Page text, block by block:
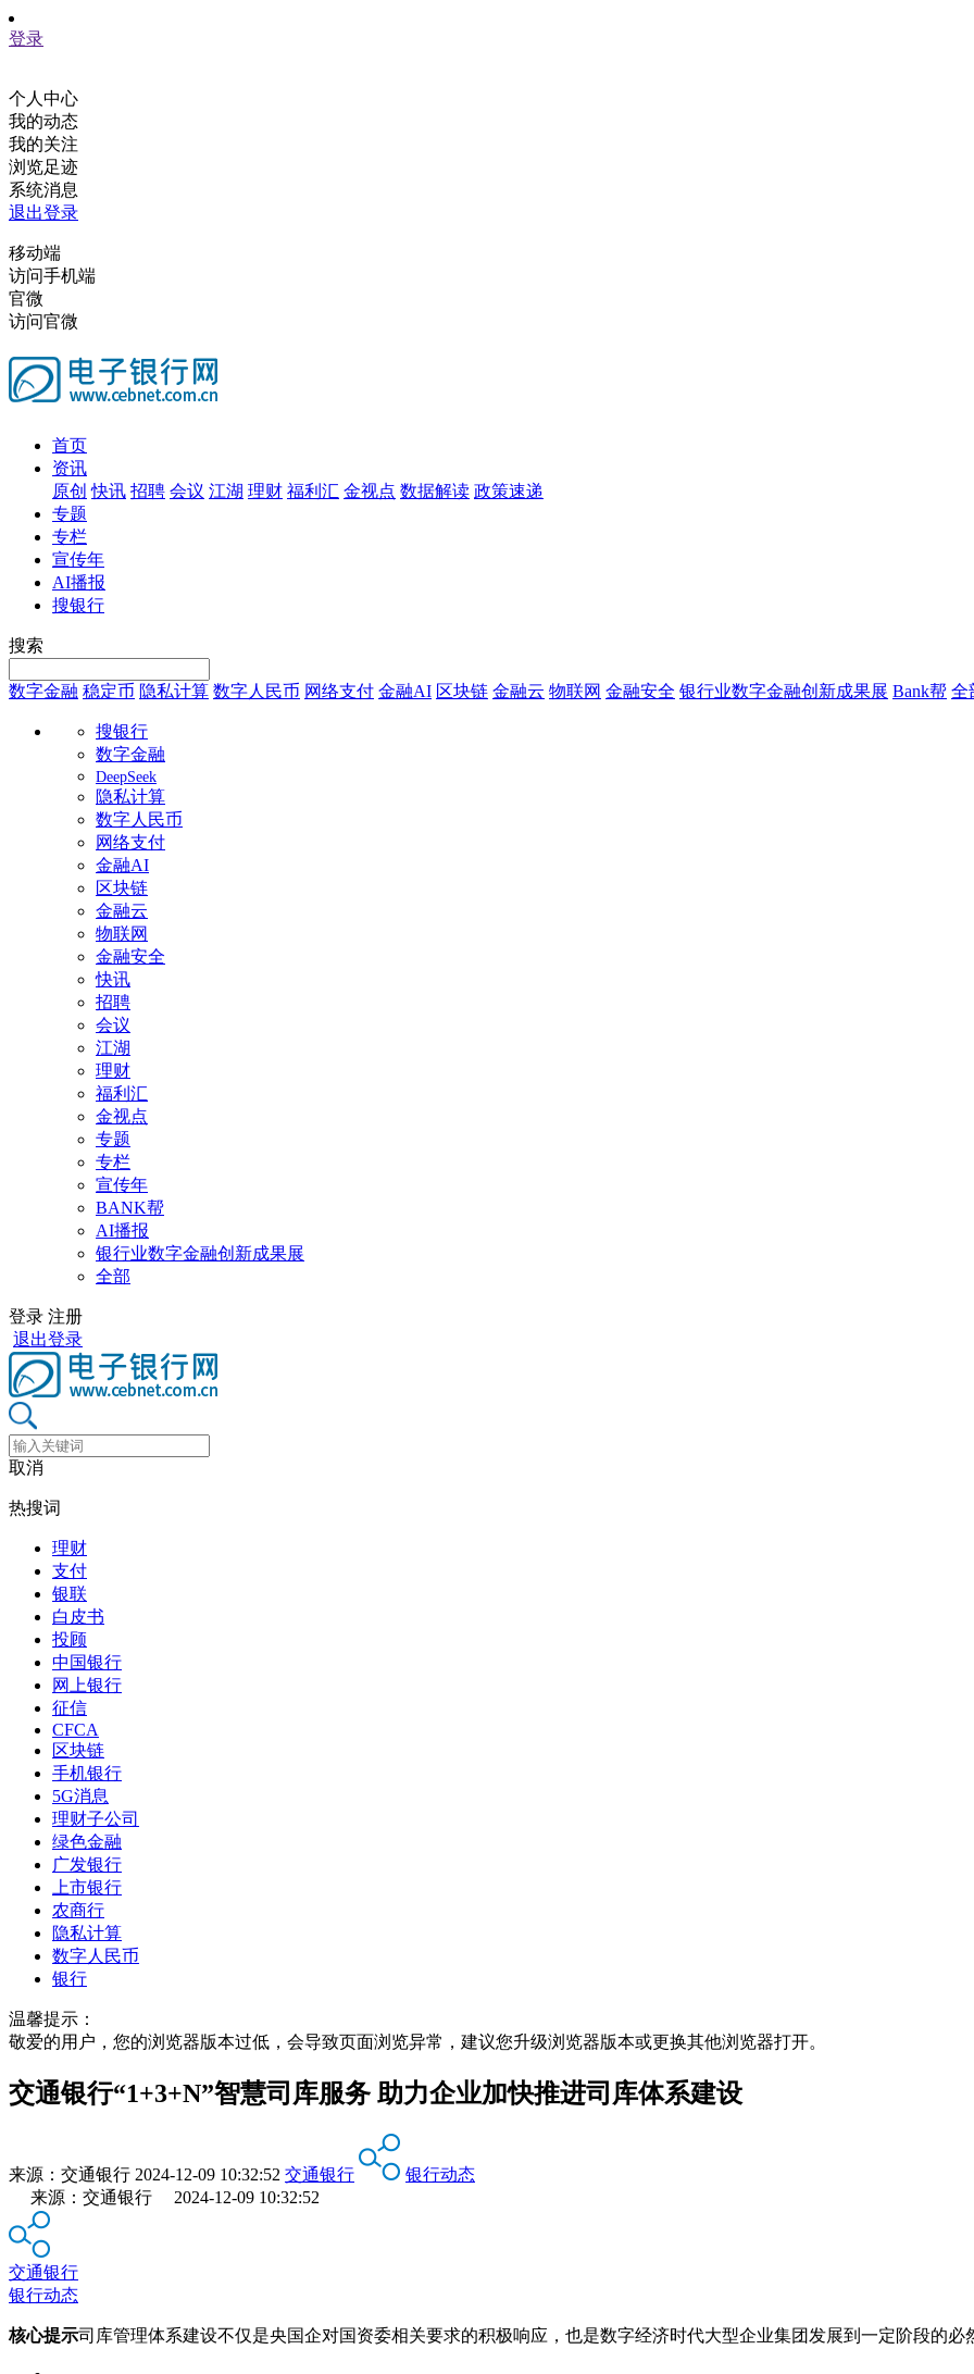
登录
个人中心
我的动态
我的关注
浏览足迹
系统消息
退出登录
移动端
访问手机端
官微
访问官微
首页
资讯
原创 快讯 招聘 会议 江湖 理财 福利汇 金视点 数据解读 政策速递
专题
专栏
宣传年
AI播报
搜银行
搜索
数字金融 稳定币 隐私计算 数字人民币 网络支付 金融AI 区块链 金融云 物联网 金融安全 银行业数字金融创新成果展 Bank帮 全
搜银行
数字金融
DeepSeek
隐私计算
数字人民币
网络支付
金融AI
区块链
金融云
物联网
金融安全
快讯
招聘
会议
江湖
理财
福利汇
金视点
专题
专栏
宣传年
BANK帮
AI播报
银行业数字金融创新成果展
全部
登录 注册
退出登录
取消
热搜词
理财
支付
银联
白皮书
投顾
中国银行
网上银行
征信
CFCA
区块链
手机银行
5G消息
理财子公司
绿色金融
广发银行
上市银行
农商行
隐私计算
数字人民币
银行
温馨提示：
敬爱的用户，您的浏览器版本过低，会导致页面浏览异常，建议您升级浏览器版本或更换其他浏览器打开。
交通银行“1+3+N”智慧司库服务 助力企业加快推进司库体系建设
来源： 交通银行 2024-12-09 10:32:52 交通银行
银行动态
来源：交通银行 2024-12-09 10:32:52
交通银行
银行动态
核心提示司库管理体系建设不仅是央国企对国资委相关要求的积极响应，也是数字经济时代大型企业集团发展到一定阶段的必